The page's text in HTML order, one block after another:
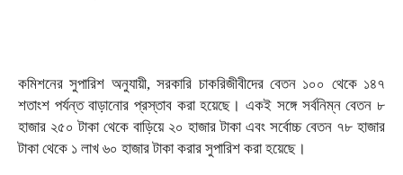
কমিশনের সুপারিশ অনুযায়ী, সরকারি চাকরিজীবীদের বেতন ১০০ থেকে ১৪৭
শতাংশ পর্যন্ত বাড়ানোর প্রস্তাব করা হয়েছে। একই সঙ্গে সর্বনিম্ন বেতন ৮
হাজার ২৫০ টাকা থেকে বাড়িয়ে ২০ হাজার টাকা এবং সর্বোচ্চ বেতন ৭৮ হাজার
টাকা থেকে ১ লাখ ৬০ হাজার টাকা করার সুপারিশ করা হয়েছে।